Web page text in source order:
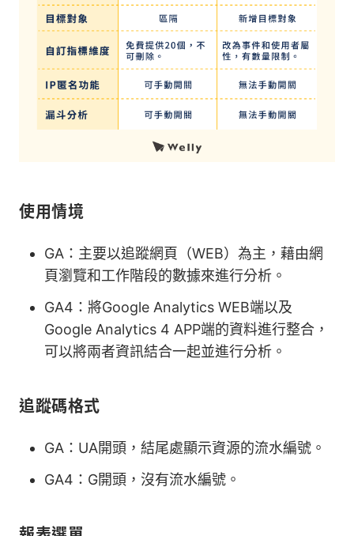
使用情境
GA：主要以追蹤網頁（WEB）為主，藉由網
頁瀏覽和工作階段的數據來進行分析。
GA4：將Google Analytics WEB端以及
Google Analytics 4 APP端的資料進行整合，
可以將兩者資訊結合一起並進行分析。
追蹤碼格式
GA：UA開頭，結尾處顯示資源的流水編號。
GA4：G開頭，沒有流水編號。